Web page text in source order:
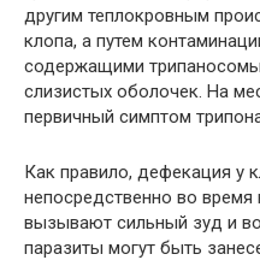
другим теплокровным
клопа, а путем
содержащими
слизистых оболочек. На
первичный симптом
Как правило, дефекация у
непосредственно во
вызывают сильный зуд и
паразиты могут быть